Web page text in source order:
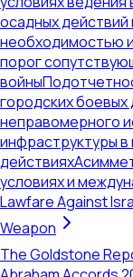
осадных
необходимостью
порог
войны
городских боевых
неправомерного
инфраструктуры
действиях
условиях и
Lawfare Against
Weapon
The Goldstone